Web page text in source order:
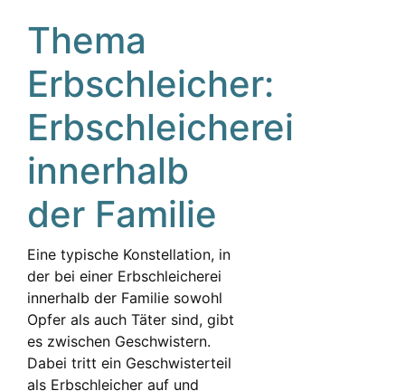
Thema
Erbschleicher:
Erbschleicherei
innerhalb
der Familie
Eine typische Konstellation, in
der bei einer Erbschleicherei
innerhalb der Familie sowohl
Opfer als auch Täter sind, gibt
es zwischen Geschwistern.
Dabei tritt ein Geschwisterteil
als Erbschleicher auf und